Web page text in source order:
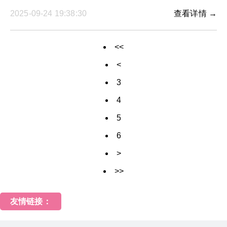
2025-09-24 19:38:30
查看详情 →
<<
<
3
4
5
6
>
>>
友情链接：